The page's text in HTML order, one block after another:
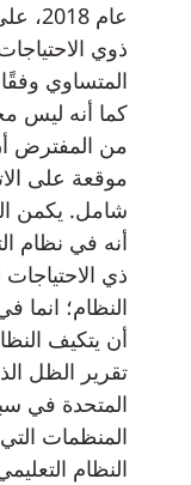
عام
ذوي
المتساوي
كما أنه ليس
من المفترض
موقعة على
شامل. يكمن
أنه في نظام
ذي
النظام؛ انما
أن يتكيف
تقرير الظل
المنظمات
النظام